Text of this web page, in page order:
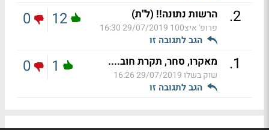
2
. הרשות נתונה!! (ל"ת)
פרופ' איצ100 29/07/2019 16:30
הגב לתגובה זו
12
0
1
. מאקרו, סחר, תקרת חוב....
שוק בשלו29/07/2019 16:26
הגב לתגובה זו
1
0